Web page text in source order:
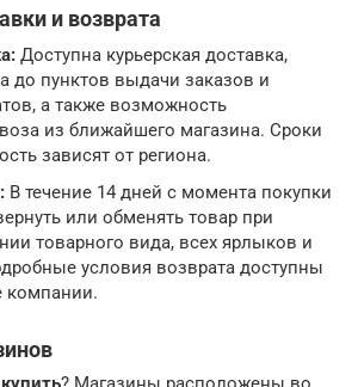
и возврата
Доступна курьерская доставка,
до пунктов выдачи заказов и
а также возможность
из ближайшего магазина. Сроки
зависят от региона.
В течение 14 дней с момента покупки
или обменять товар при
товарного вида, всех ярлыков и
условия возврата доступны
компании.